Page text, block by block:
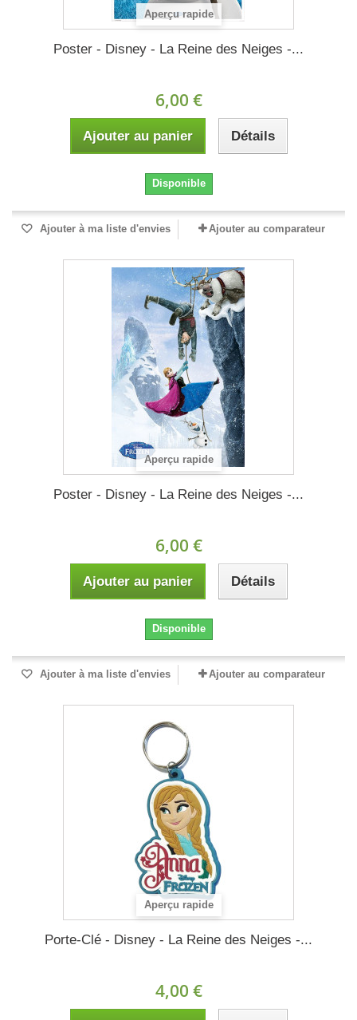
Aperçu rapide
Poster - Disney - La Reine des Neiges -...
6,00 €
Ajouter au panier Détails
Disponible
Ajouter à ma liste d'envies Ajouter au comparateur
Aperçu rapide
Poster - Disney - La Reine des Neiges -...
6,00 €
Ajouter au panier Détails
Disponible
Ajouter à ma liste d'envies Ajouter au comparateur
Aperçu rapide
Porte-Clé - Disney - La Reine des Neiges -...
4,00 €